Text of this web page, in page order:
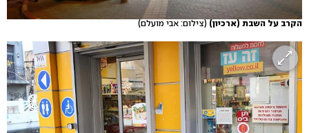
הקרב על השבת (ארכיון)(צילום: אבי מועלם)